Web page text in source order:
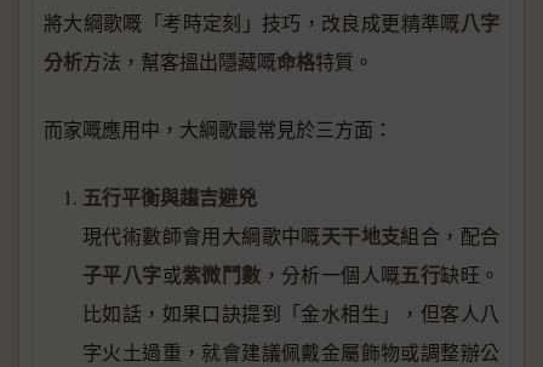
將大綱歌嘅「考時定刻」技巧，改良成更精準嘅八字
分析方法，幫客搵出隱藏嘅命格特質。
而家嘅應用中，大綱歌最常見於三方面：
五行平衡與趨吉避兇
現代術數師會用大綱歌中嘅天干地支組合，配合
子平八字或紫微鬥數 ，分析一個人嘅五行缺旺。
比如話，如果口訣提到「金水相生」，但客人八
字火土過重，就會建議佩戴金屬飾物或調整辦公